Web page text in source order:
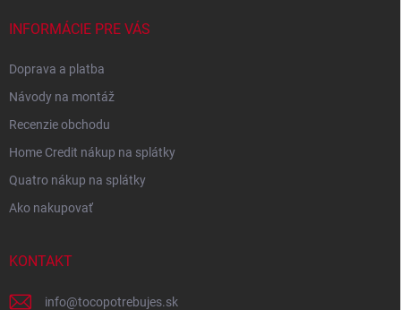
INFORMÁCIE PRE VÁS
Doprava a platba
Návody na montáž
Recenzie obchodu
Home Credit nákup na splátky
Quatro nákup na splátky
Ako nakupovať
KONTAKT
info@tocopotrebujes.sk